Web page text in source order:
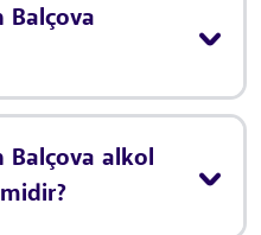
Balçova
Balçova alkol